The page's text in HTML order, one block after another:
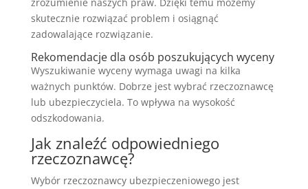
zrozumienie naszych praw. Dzięki temu możemy
skutecznie rozwiązać problem i osiągnąć
zadowalające rozwiązanie.
Rekomendacje dla osób poszukujących wyceny
Wyszukiwanie wyceny wymaga uwagi na kilka
ważnych punktów. Dobrze jest wybrać rzeczoznawcę
lub ubezpieczyciela. To wpływa na wysokość
odszkodowania.
Jak znaleźć odpowiedniego
rzeczoznawcę?
Wybór rzeczoznawcy ubezpieczeniowego jest